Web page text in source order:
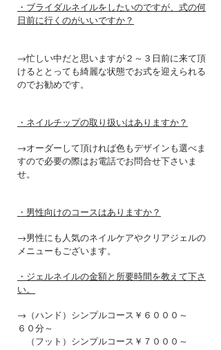
・ブライダルネイルをしたいのですが、式の何
日前に行くのがいいですか？
→忙しい中だと思いますが２～３日前に来て頂
けるととっても綺麗な状態でお式を迎えられる
のでお勧めです。
・ネイルチップの取り扱いはありますか？
→オーダーして頂ければ色もデザインも選べま
すので必要の際はお電話でお問合せ下さいま
せ。
・男性向けのコースはありますか？
→男性にも人気のネイルケアやクリアジェルの
メニューもございます。
・ジェルネイルの金額と所要時間を教えて下さ
い。
→（ハンド）シンプルコース￥６０００～
６０分～
（フット）シンプルコース￥７０００～